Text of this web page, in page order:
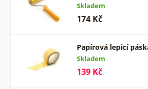
Skladem
174 Kč
Papírová lepicí
Skladem
139 Kč